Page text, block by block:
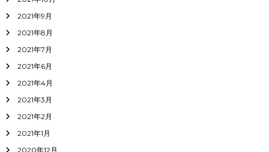
2021年9月
2021年8月
2021年7月
2021年6月
2021年4月
2021年3月
2021年2月
2021年1月
2020年12月